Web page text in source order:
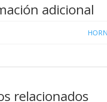
adicional
relacionados